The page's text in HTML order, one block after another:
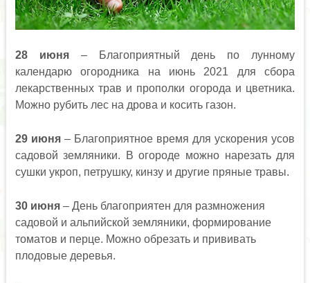
28 июня– Благоприятный день по лунному
календарю огородника на июнь 2021 для сбора
лекарственных трав и прополки огорода и цветника.
Можно рубить лес на дрова и косить газон.
29 июня– Благоприятное время для ускорения усов
садовой земляники. В огороде можно нарезать для
сушки укроп, петрушку, кинзу и другие пряные травы.
30 июня– День благоприятен для размножения
садовой и альпийской земляники, формирование
томатов и перце. Можно обрезать и прививать
плодовые деревья.